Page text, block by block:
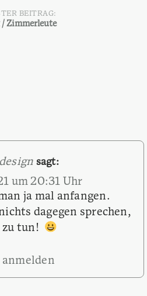
BEITRAG:
Zimmerleute
sagt:
um 20:31 Uhr
ja mal anfangen.
dagegen sprechen,
zu tun!